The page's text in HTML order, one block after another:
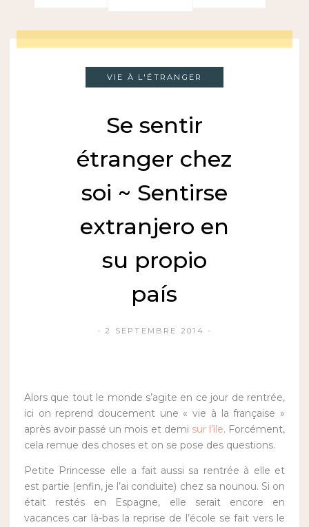
VIE À L'ÉTRANGER
Se sentir
étranger chez
soi ~ Sentirse
extranjero en
su propio
país
2 SEPTEMBRE 2014
Alors que tout le monde s’agite en ce jour de rentrée,
ici on reprend doucement une « vie à la française »
après avoir passé un mois et demi sur l’île. Forcément,
cela remue des choses et on se pose des questions.
Petite Princesse elle a fait aussi sa rentrée à elle et
est partie (enfin, je l’ai conduite) chez sa nounou. Si on
était restés en Espagne, elle serait encore en
vacances car là-bas la reprise de l’école se fait vers le